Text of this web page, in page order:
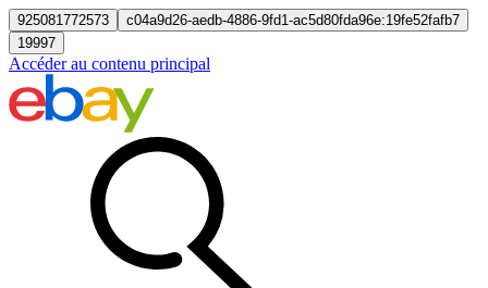
925081772573
c04a9d26-aedb-4886-9fd1-ac5d80fda96e:19fe52fafb7
19997
Accéder au contenu principal